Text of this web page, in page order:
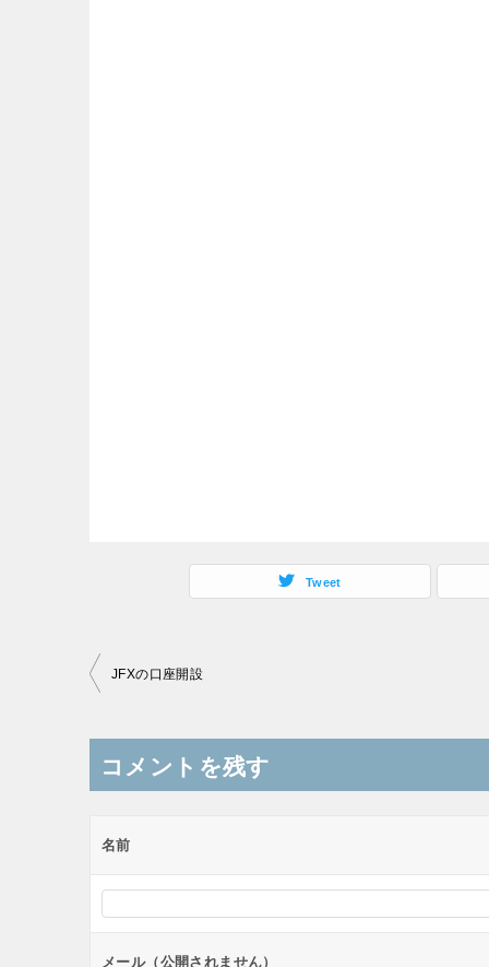
Tweet
投
ナ
ビ
ー
ョ
ン
JFXの口座開設
コメントを残す
名前
メール（公開されません）